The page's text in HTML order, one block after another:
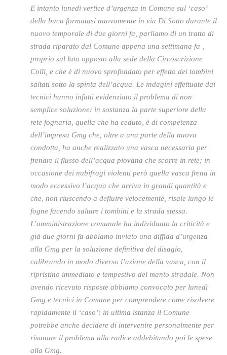
E intanto lunedì vertice d’urgenza in Comune sul ‘caso’
della buca formatasi nuovamente in via Di Sotto durante il
nuovo temporale di due giorni fa, parliamo di un tratto di
strada riparato dal Comune appena una settimana fa ,
proprio sul lato opposto alla sede della Circoscrizione
Colli, e che è di nuovo sprofondato per effetto dei tombini
saltati sotto la spinta dell’acqua. Le indagini effettuate dai
tecnici hanno infatti evidenziato il problema di non
semplice soluzione: in sostanza la parte superiore della
rete fognaria, quella che ha ceduto, è di competenza
dell’impresa Gmg che, oltre a una parte della nuova
condotta, ha anche realizzato una vasca necessaria per
frenare il flusso dell’acqua piovana che scorre in rete; in
occasione dei nubifragi violenti però quella vasca frena in
modo eccessivo l’acqua che arriva in grandi quantità e
che, non riuscendo a defluire velocemente, risale lungo le
fogne facendo saltare i tombini e la strada stessa.
L’amministrazione comunale ha individuato la criticità e
già due giorni fa abbiamo inviato una diffida d’urgenza
alla Gmg per la soluzione definitiva del disagio,
calibrando in modo diverso l’azione della vasca, con il
ripristino immediato e tempestivo del manto stradale. Non
avendo ricevuto risposte abbiamo convocato per lunedì
Gmg e tecnici in Comune per comprendere come risolvere
rapidamente il ‘caso’: in ultima istanza il Comune
potrebbe anche decidere di intervenire personalmente per
risanare il problema alla radice addebitando poi le spese
alla Gmg.